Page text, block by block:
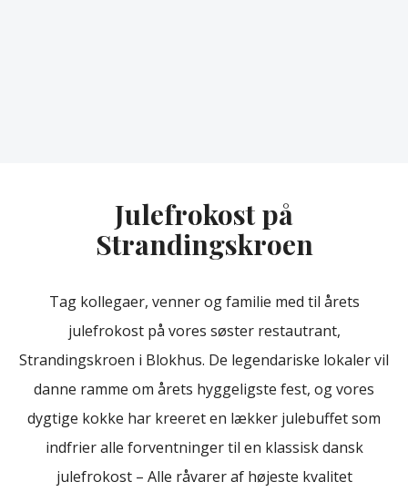
Julefrokost på
Strandingskroen
Tag kollegaer, venner og familie med til årets
julefrokost på vores søster restautrant,
Strandingskroen i Blokhus. De legendariske lokaler vil
danne ramme om årets hyggeligste fest, og vores
dygtige kokke har kreeret en lækker julebuffet som
indfrier alle forventninger til en klassisk dansk
julefrokost – Alle råvarer af højeste kvalitet